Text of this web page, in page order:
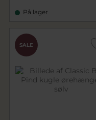
På lager
SALE